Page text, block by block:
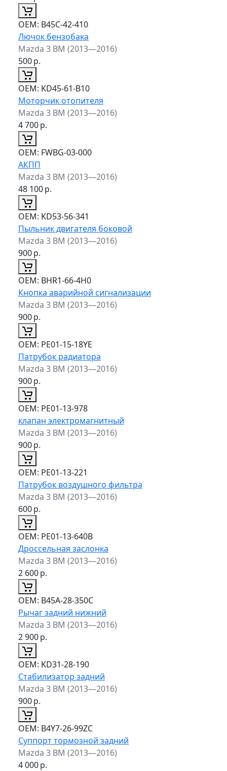
ОЕМ: B45C-42-410
Лючок бензобака
Mazda 3 BM (2013—2016)
500р.
ОЕМ: KD45-61-B10
Моторчик отопителя
Mazda 3 BM (2013—2016)
4 700р.
ОЕМ: FWBG-03-000
АКПП
Mazda 3 BM (2013—2016)
48 100р.
ОЕМ: KD53-56-341
Пыльник двигателя боковой
Mazda 3 BM (2013—2016)
900р.
ОЕМ: BHR1-66-4H0
Кнопка аварийной сигнализации
Mazda 3 BM (2013—2016)
900р.
ОЕМ: PE01-15-18YE
Патрубок радиатора
Mazda 3 BM (2013—2016)
900р.
ОЕМ: PE01-13-978
клапан электромагнитный
Mazda 3 BM (2013—2016)
900р.
ОЕМ: PE01-13-221
Патрубок воздушного фильтра
Mazda 3 BM (2013—2016)
600р.
ОЕМ: PE01-13-640B
Дроссельная заслонка
Mazda 3 BM (2013—2016)
2 600р.
ОЕМ: B45A-28-350C
Рычаг задний нижний
Mazda 3 BM (2013—2016)
2 900р.
ОЕМ: KD31-28-190
Стабилизатор задний
Mazda 3 BM (2013—2016)
900р.
ОЕМ: B4Y7-26-99ZC
Суппорт тормозной задний
Mazda 3 BM (2013—2016)
4 000р.